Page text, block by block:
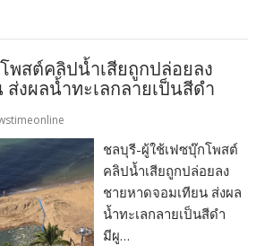
พสต์คลิปน้ำเสียถูกปล่อยลง
งผลน้ำทะเลกลายเป็นสีดำ
ชลบุรี-ผู้ใช้เฟซบุ๊กโพสต์
คลิปน้ำเสียถูกปล่อยลง
ชายหาดจอมเทียน ส่งผล
น้ำทะเลกลายเป็นสีดำ
มีผู…